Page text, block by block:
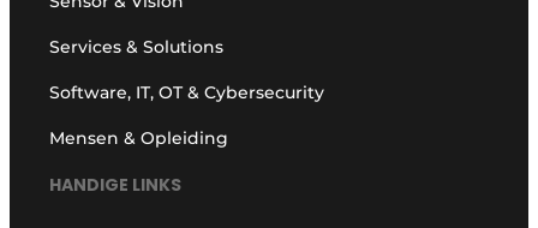
Services & Solutions
Software, IT, OT & Cybersecurity
Mensen & Opleiding
HANDIGE LINKS